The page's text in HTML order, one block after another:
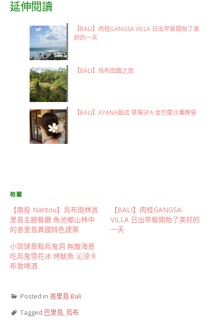
延伸閱讀
【BALI】肉桂GANGSA VILLA 日出早餐開始了美
好的一天
【BALI】烏布田園之旅
【BALI】AYANA飯店 草莓SPA 金巴蘭沙灘晚餐
相關
【南投 Nantou】烏布雨林峇
里島主題餐廳 魚池鄉山林中
的峇里島異國特色建築
【BALI】肉桂GANGSA
VILLA 日出早餐開始了美好的
一天
小琉球景點烏鬼洞 無敵海景
吃烏鬼雪花冰 烤魷魚 沁涼卡
布敦啤酒
Posted in 峇里島 Bali
Tagged 巴里島, 烏布